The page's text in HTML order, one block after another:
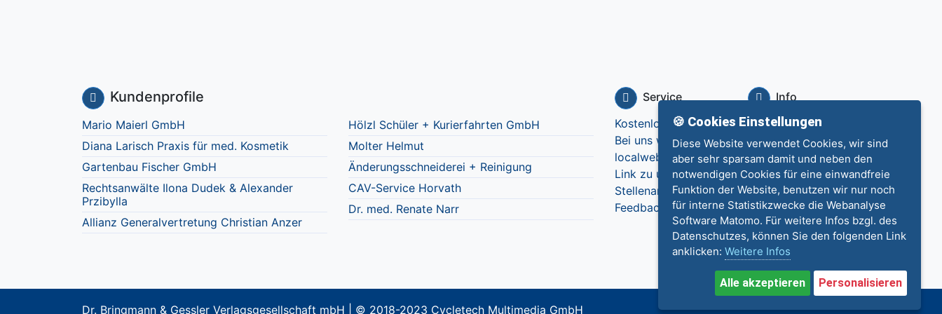
Kundenprofile
Mario Maierl GmbH
Diana Larisch Praxis für med. Kosmetik
Gartenbau Fischer GmbH
Rechtsanwälte Ilona Dudek & Alexander
Przibylla
Allianz Generalvertretung Christian Anzer
Hölzl Schüler + Kurierfahrten GmbH
Molter Helmut
Änderungsschneiderei + Reinigung
CAV-Service Horvath
Dr. med. Renate Narr
Service
Kostenlos eintragen
Bei uns werben
localweb.de
Link zu uns
Stellenangebote
Feedback
Info
Datenschutz
Impressum
Kontakt
Dr. Bringmann & Gessler Verlagsgesellschaft mbH | © 2018-2023 Cycletech Multimedia GmbH
🍪 Cookies Einstellungen
Diese Website verwendet Cookies, wir sind
aber sehr sparsam damit und neben den
notwendigen Cookies für eine einwandfreie
Funktion der Website, benutzen wir nur noch
für interne Statistikzwecke die Webanalyse
Software Matomo. Für weitere Infos bzgl. des
Datenschutzes, können Sie den folgenden Link
anklicken: Weitere Infos
Alle akzeptieren Personalisieren